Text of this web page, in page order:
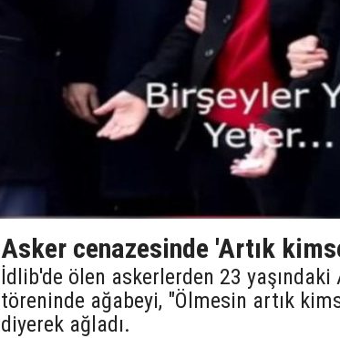
Asker cenazesinde 'Artık
İdlib'de ölen askerlerden 23
töreninde ağabeyi, "Ölmesin artık
diyerek ağladı.